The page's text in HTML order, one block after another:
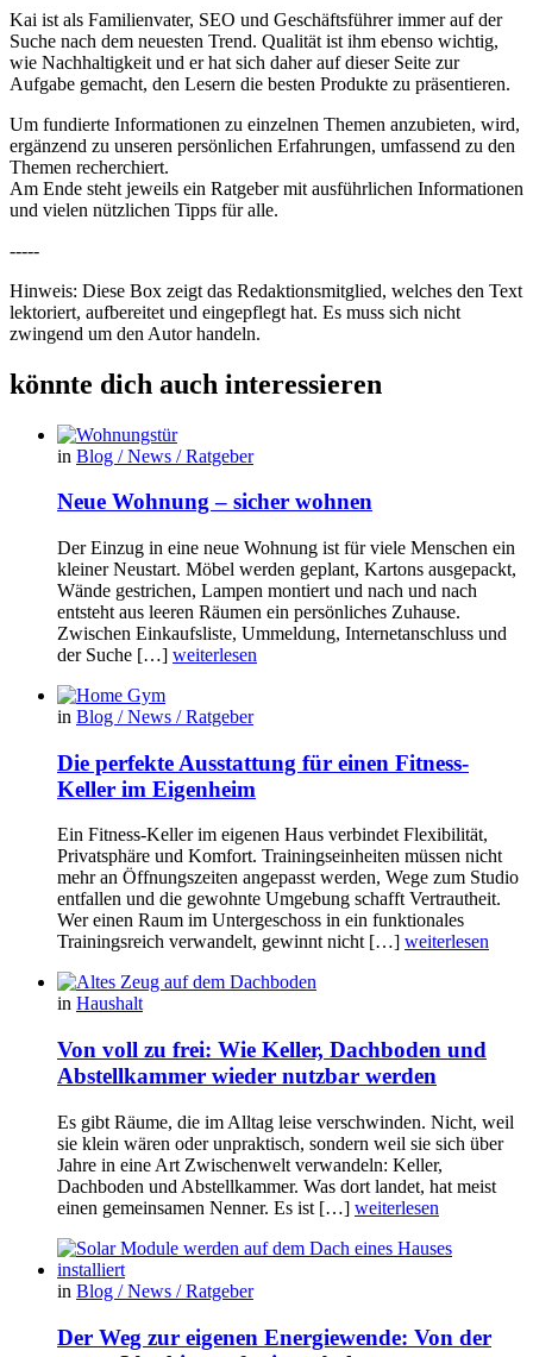
Kai ist als Familienvater, SEO und Geschäftsführer immer auf der
Suche nach dem neuesten Trend. Qualität ist ihm ebenso wichtig,
wie Nachhaltigkeit und er hat sich daher auf dieser Seite zur
Aufgabe gemacht, den Lesern die besten Produkte zu präsentieren.
Um fundierte Informationen zu einzelnen Themen anzubieten, wird,
ergänzend zu unseren persönlichen Erfahrungen, umfassend zu den
Themen recherchiert.
Am Ende steht jeweils ein Ratgeber mit ausführlichen Informationen
und vielen nützlichen Tipps für alle.
-----
Hinweis: Diese Box zeigt das Redaktionsmitglied, welches den Text
lektoriert, aufbereitet und eingepflegt hat. Es muss sich nicht
zwingend um den Autor handeln.
könnte dich auch interessieren
in Blog / News / Ratgeber
Neue Wohnung – sicher wohnen
Der Einzug in eine neue Wohnung ist für viele Menschen ein
kleiner Neustart. Möbel werden geplant, Kartons ausgepackt,
Wände gestrichen, Lampen montiert und nach und nach
entsteht aus leeren Räumen ein persönliches Zuhause.
Zwischen Einkaufsliste, Ummeldung, Internetanschluss und
der Suche […] weiterlesen
in Blog / News / Ratgeber
Die perfekte Ausstattung für einen Fitness-
Keller im Eigenheim
Ein Fitness-Keller im eigenen Haus verbindet Flexibilität,
Privatsphäre und Komfort. Trainingseinheiten müssen nicht
mehr an Öffnungszeiten angepasst werden, Wege zum Studio
entfallen und die gewohnte Umgebung schafft Vertrautheit.
Wer einen Raum im Untergeschoss in ein funktionales
Trainingsreich verwandelt, gewinnt nicht […] weiterlesen
in Haushalt
Von voll zu frei: Wie Keller, Dachboden und
Abstellkammer wieder nutzbar werden
Es gibt Räume, die im Alltag leise verschwinden. Nicht, weil
sie klein wären oder unpraktisch, sondern weil sie sich über
Jahre in eine Art Zwischenwelt verwandeln: Keller,
Dachboden und Abstellkammer. Was dort landet, hat meist
einen gemeinsamen Nenner. Es ist […] weiterlesen
in Blog / News / Ratgeber
Der Weg zur eigenen Energiewende: Von der